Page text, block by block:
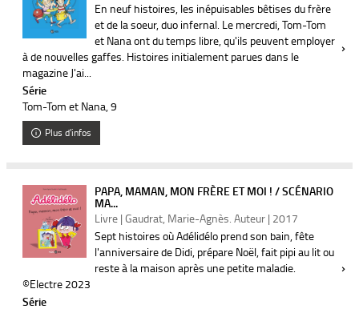
En neuf histoires, les inépuisables bêtises du frère
et de la soeur, duo infernal. Le mercredi, Tom-Tom
et Nana ont du temps libre, qu'ils peuvent employer
à de nouvelles gaffes. Histoires initialement parues dans le
magazine J'ai...
Série
Tom-Tom et Nana, 9
Plus d'infos
PAPA, MAMAN, MON FRÈRE ET MOI ! / SCÉNARIO
MA...
Livre | Gaudrat, Marie-Agnès. Auteur | 2017
Sept histoires où Adélidélo prend son bain, fête
l'anniversaire de Didi, prépare Noël, fait pipi au lit ou
reste à la maison après une petite maladie.
©Electre 2023
Série